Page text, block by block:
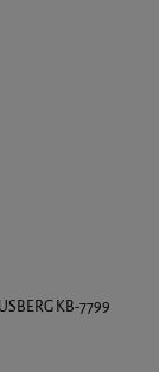
KB-7799